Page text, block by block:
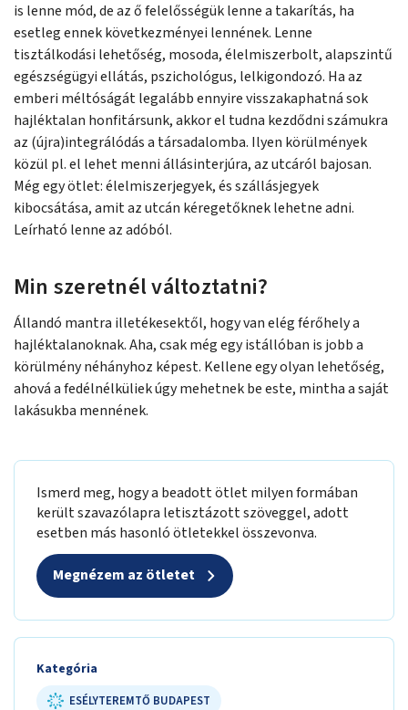
is lenne mód, de az ő felelősségük lenne a takarítás, ha
esetleg ennek következményei lennének. Lenne
tisztálkodási lehetőség, mosoda, élelmiszerbolt, alapszintű
egészségügyi ellátás, pszichológus, lelkigondozó. Ha az
emberi méltóságát legalább ennyire visszakaphatná sok
hajléktalan honfitársunk, akkor el tudna kezdődni számukra
az (újra)integrálódás a társadalomba. Ilyen körülmények
közül pl. el lehet menni állásinterjúra, az utcáról bajosan.
Még egy ötlet: élelmiszerjegyek, és szállásjegyek
kibocsátása, amit az utcán kéregetőknek lehetne adni.
Leírható lenne az adóból.
Min szeretnél változtatni?
Állandó mantra illetékesektől, hogy van elég férőhely a
hajléktalanoknak. Aha, csak még egy istállóban is jobb a
körülmény néhányhoz képest. Kellene egy olyan lehetőség,
ahová a fedélnélküliek úgy mehetnek be este, mintha a saját
lakásukba mennének.
Ismerd meg, hogy a beadott ötlet milyen formában
került szavazólapra letisztázott szöveggel, adott
esetben más hasonló ötletekkel összevonva.
Megnézem az ötletet
Kategória
ESÉLYTEREMTŐ BUDAPEST